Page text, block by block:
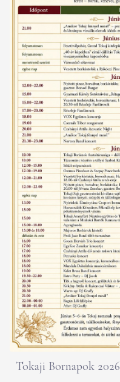
Tokaji Bornapok 2026